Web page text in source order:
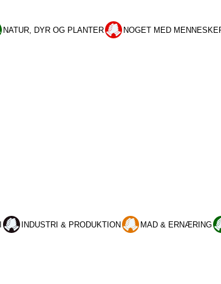
NATUR, DYR OG PLANTER NOGET MED
INDUSTRI & PRODUKTION MAD & ERNÆRING